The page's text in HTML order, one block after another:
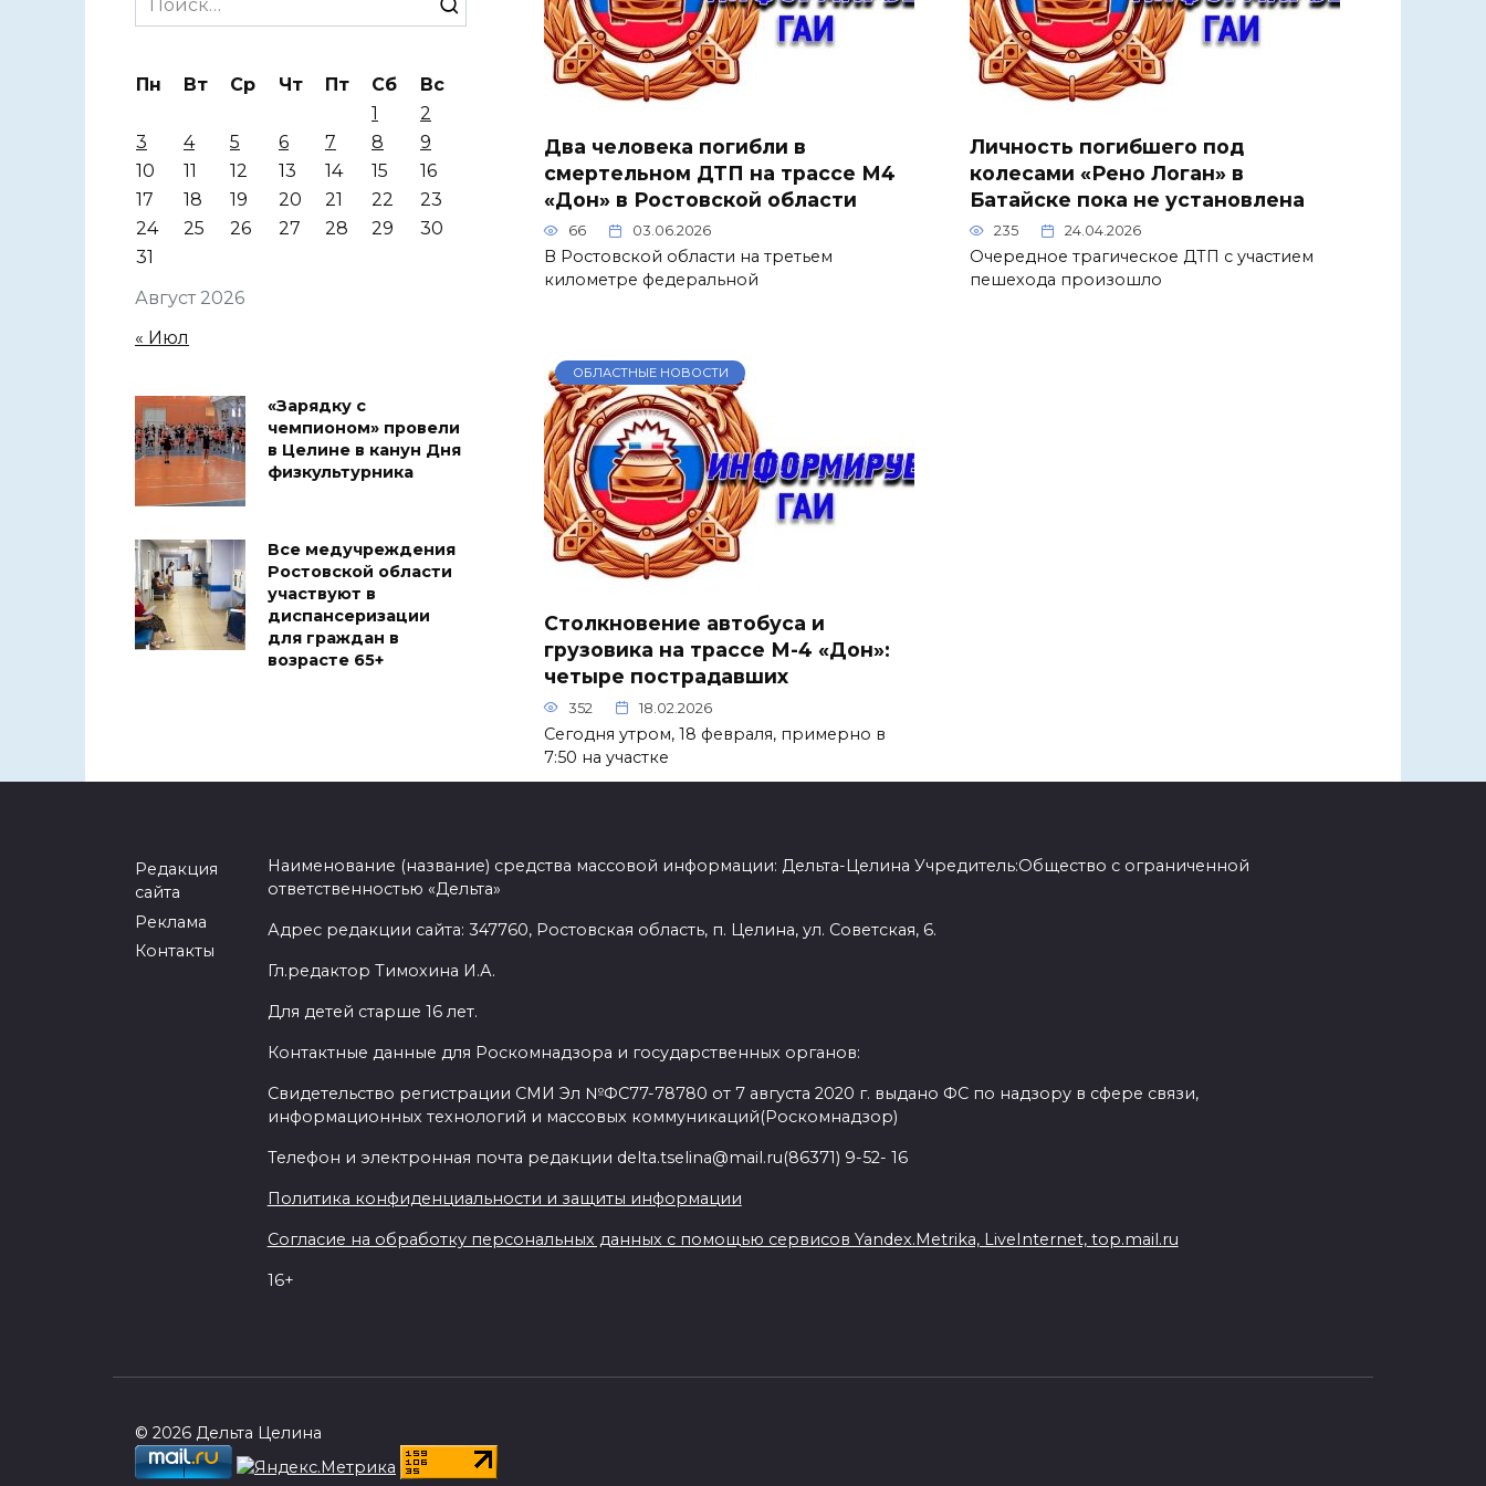
Два человека погибли в
смертельном ДТП на трассе М4
«Дон» в Ростовской области
66 03.06.2026
В Ростовской области на третьем
километре федеральной
Личность погибшего под
колесами «Рено Логан» в
Батайске пока не установлена
235 24.04.2026
Очередное трагическое ДТП с участием
пешехода произошло
ОБЛАСТНЫЕ НОВОСТИ
Столкновение автобуса и
грузовика на трассе М-4 «Дон»:
четыре пострадавших
352 18.02.2026
Сегодня утром, 18 февраля, примерно в
7:50 на участке
for:
Август 2026
Пн Вт Ср Чт Пт Сб
Вс
1
2
3
4 5 6 7 8
9
10
11 12 13 14 15
16
17
18 19 20 21 22
23
24
25 26 27 28 29
30
31
« Июл
«Зарядку с
чемпионом» провели
в Целине в канун Дня
физкультурника
Все медучреждения
Ростовской области
участвуют в
диспансеризации
для граждан в
возрасте 65+
Редакция
сайта
Реклама
Контакты
Наименование (название) средства массовой информации: Дельта-Целина Учредитель:Общество с ограниченной
ответственностью «Дельта»
Адрес редакции сайта: 347760, Ростовская область, п. Целина, ул. Советская, 6.
Гл.редактор Тимохина И.А.
Для детей старше 16 лет.
Контактные данные для Роскомнадзора и государственных органов:
Свидетельство регистрации СМИ Эл №ФС77-78780 от 7 августа 2020 г. выдано ФС по надзору в сфере связи,
информационных технологий и массовых коммуникаций(Роскомнадзор)
Телефон и электронная почта редакции delta.tselina@mail.ru(86371) 9-52- 16
Политика конфиденциальности и защиты информации
Согласие на обработку персональных данных с помощью сервисов Yandex.Metrika, LiveInternet, top.mail.ru
16+
© 2026 Дельта Целина